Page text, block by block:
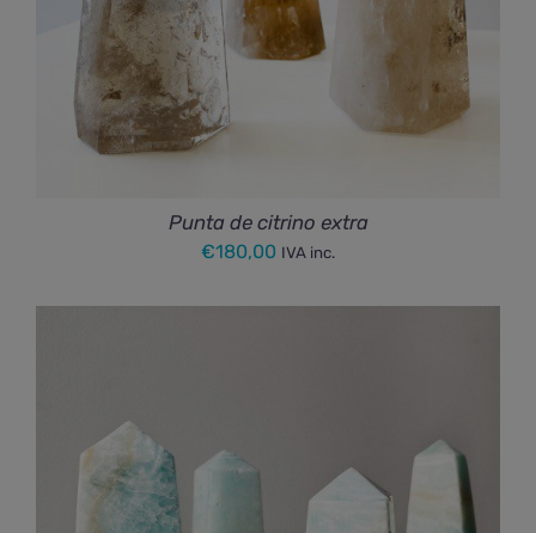
Punta de citrino extra
€180,00 IVA inc.